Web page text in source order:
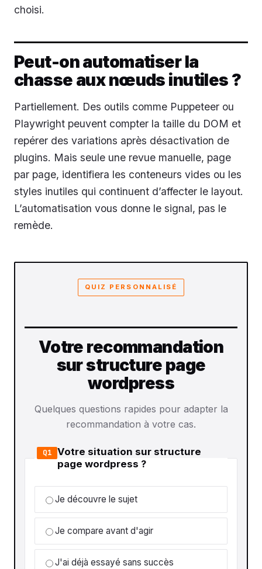
choisi.
Peut-on automatiser la
chasse aux nœuds inutiles ?
Partiellement. Des outils comme Puppeteer ou
Playwright peuvent compter la taille du DOM et
repérer des variations après désactivation de
plugins. Mais seule une revue manuelle, page
par page, identifiera les conteneurs vides ou les
styles inutiles qui continuent d’affecter le layout.
L’automatisation vous donne le signal, pas le
remède.
QUIZ PERSONNALISÉ
Votre recommandation
sur structure page
wordpress
Quelques questions rapides pour adapter la
recommandation à votre cas.
Q1 Votre situation sur structure
page wordpress ?
Je découvre le sujet
Je compare avant d'agir
J'ai déjà essayé sans succès